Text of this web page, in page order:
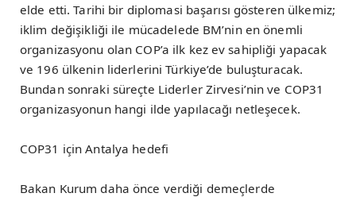
elde etti. Tarihi bir diplomasi başarısı gösteren ülkemiz;
iklim değişikliği ile mücadelede BM’nin en önemli
organizasyonu olan COP’a ilk kez ev sahipliği yapacak
ve 196 ülkenin liderlerini Türkiye’de buluşturacak.
Bundan sonraki süreçte Liderler Zirvesi’nin ve COP31
organizasyonun hangi ilde yapılacağı netleşecek.
COP31 için Antalya hedefi
Bakan Kurum daha önce verdiği demeçlerde